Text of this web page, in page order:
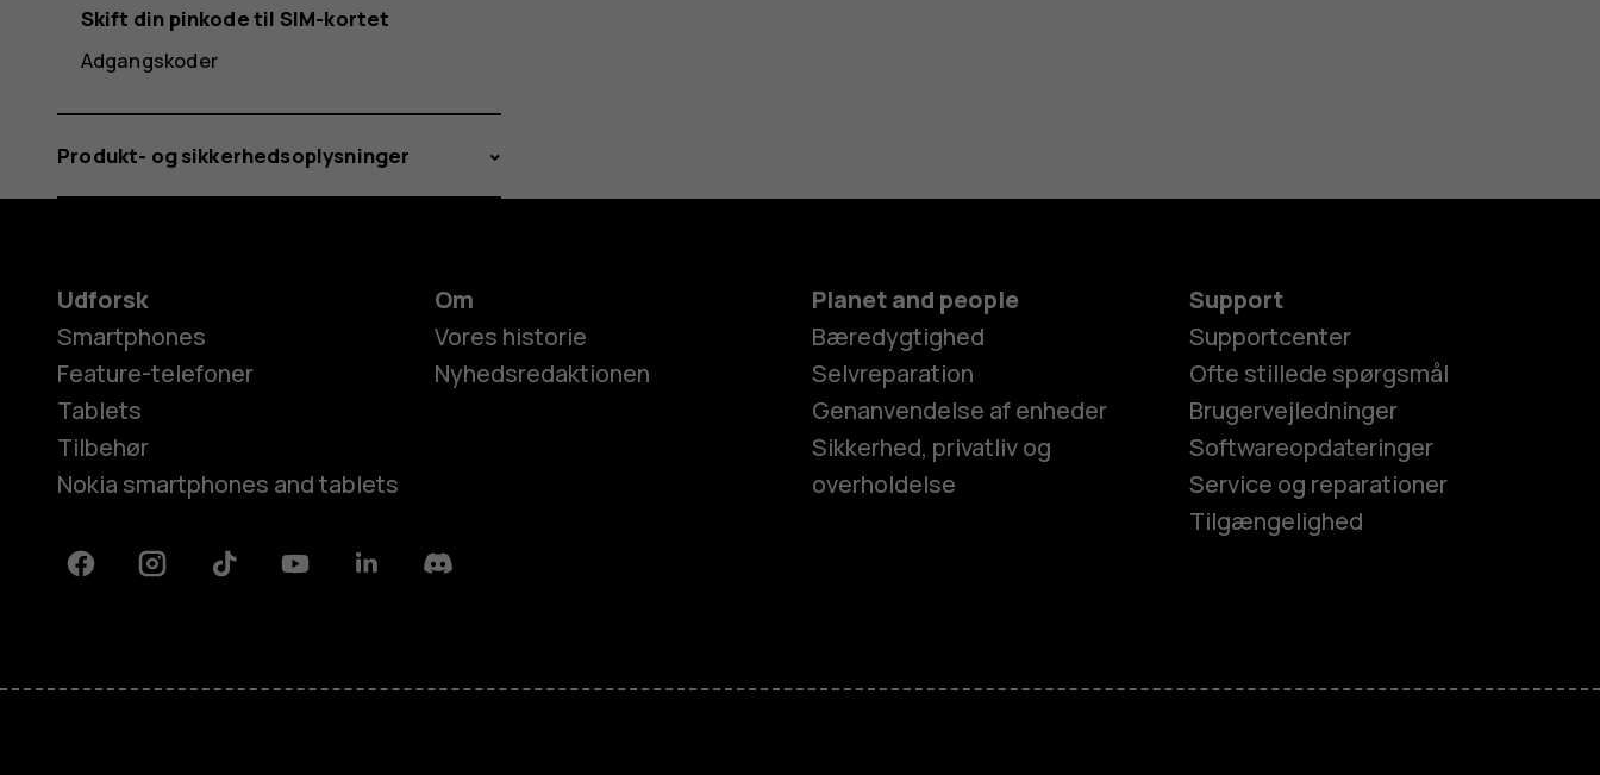
Feature-telefoner
Skift din pinkode til SIM-kortet
Adgangskoder
Produkt- og sikkerhedsoplysninger
Udforsk
Smartphones
Feature-telefoner
Tablets
Tilbehør
Nokia smartphones and tablets
Om
Vores historie
Nyhedsredaktionen
Planet and people
Bæredygtighed
Selvreparation
Genanvendelse af enheder
Sikkerhed, privatliv og
overholdelse
Support
Supportcenter
Ofte stillede spørgsmål
Brugervejledninger
Softwareopdateringer
Service og reparationer
Tilgængelighed
FacebookInstagramTiktok YoutubeLinkedinDiscord